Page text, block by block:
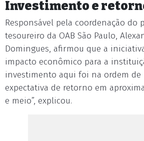
Investimento e
Responsável pela coordenação do
tesoureiro da OAB São Paulo,
Domingues, afirmou que a
impacto econômico para a
investimento aqui foi na ordem de
expectativa de retorno em
e meio”, explicou.